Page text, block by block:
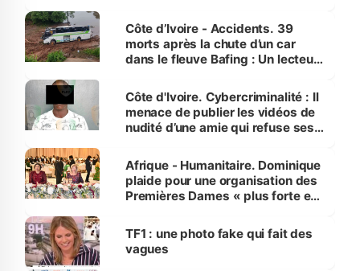
Côte d’Ivoire - Accidents. 39
morts après la chute d’un car
dans le fleuve Bafing : Un lecteur
des Transports
Côte d'Ivoire. Cybercriminalité : Il
menace de publier les vidéos de
nudité d’une amie qui refuse ses
Afrique - Humanitaire. Dominique
plaide pour une organisation des
Premières Dames « plus forte et
sur la scène internationale »
TF1 : une photo fake qui fait des
vagues